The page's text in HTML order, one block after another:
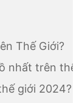
Thế Giới?
nhất trên thế
giới 2024?